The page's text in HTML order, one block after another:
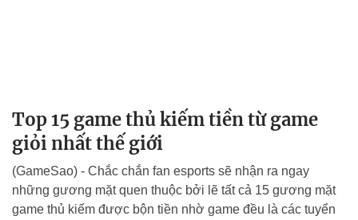
Top 15 game thủ kiếm tiền từ game
giỏi nhất thế giới
(GameSao) - Chắc chắn fan esports sẽ nhận ra ngay
những gương mặt quen thuộc bởi lẽ tất cả 15 gương mặt
game thủ kiếm được bộn tiền nhờ game đều là các tuyển